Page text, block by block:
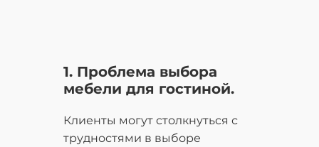
1. Проблема выбора
мебели для гостиной.
Клиенты могут столкнуться с
трудностями в выборе